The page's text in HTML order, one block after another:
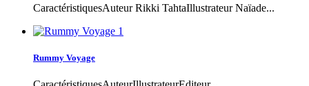
CaractéristiquesAuteur Rikki TahtaIllustrateur Naïade...
Rummy Voyage